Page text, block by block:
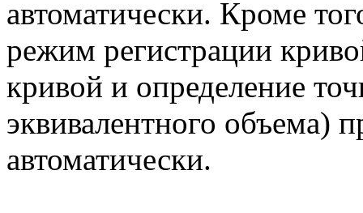
автоматически. Кроме
режим регистрации
кривой и определение
эквивалентного объема)
автоматически.